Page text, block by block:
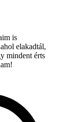
is
elakadtál,
mindent érts